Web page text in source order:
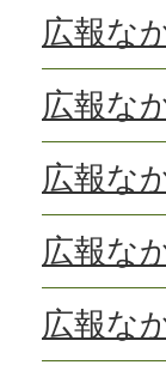
広報な
広報な
広報な
広報な
広報な